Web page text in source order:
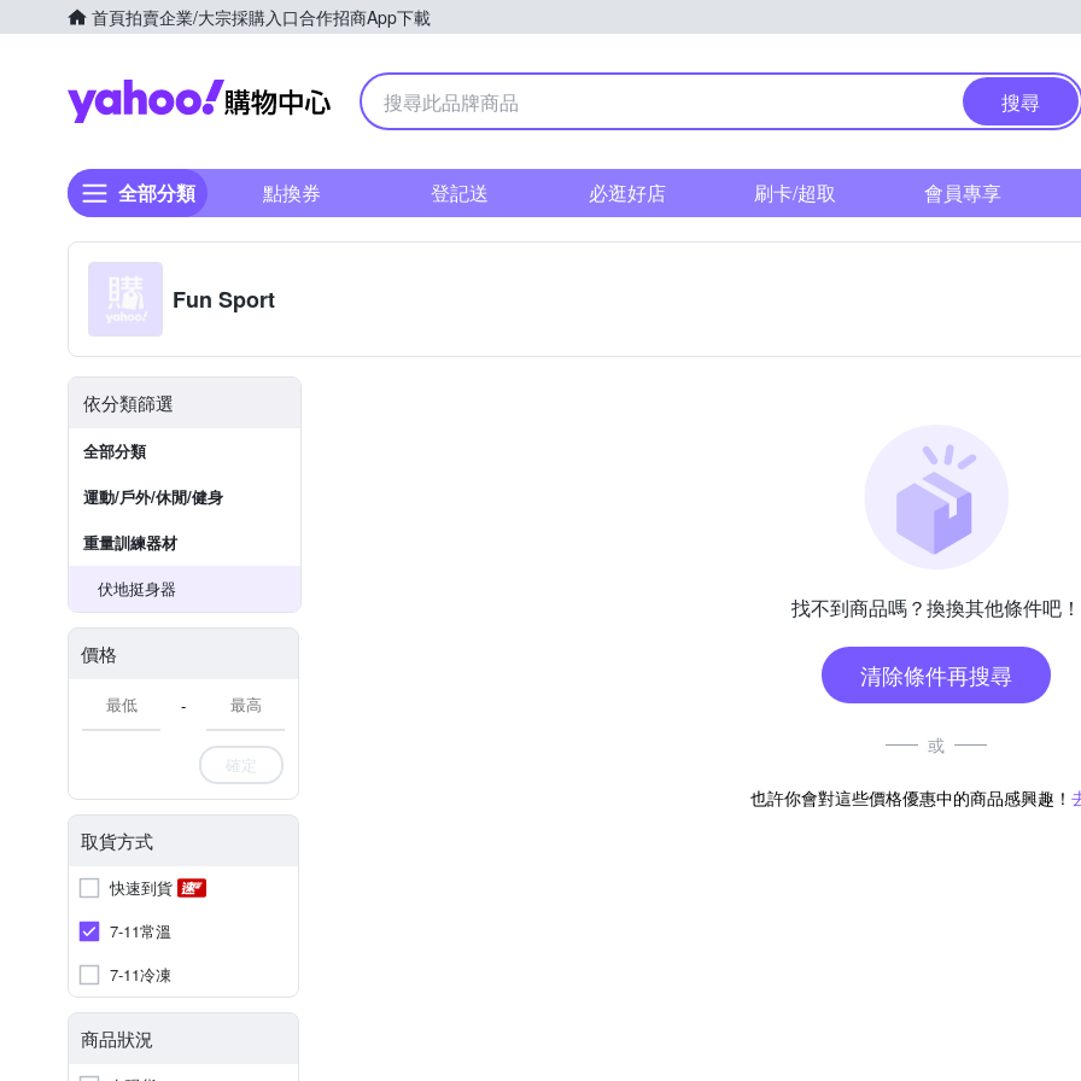
首頁拍賣企業/大宗採購入口合作招商App下載
Yahoo購物中心
搜尋
全部分類 點換券 登記送 必逛好店 刷卡/超取 會員專享
Fun Sport
依分類篩選
全部分類
運動/戶外/休閒/健身
重量訓練器材
伏地挺身器
價格
-
確定
取貨方式
快速到貨
7-11常溫
7-11冷凍
商品狀況
找不到商品嗎？換換其他條件吧！
清除條件再搜尋
或
也許你會對這些價格優惠中的商品感興趣！